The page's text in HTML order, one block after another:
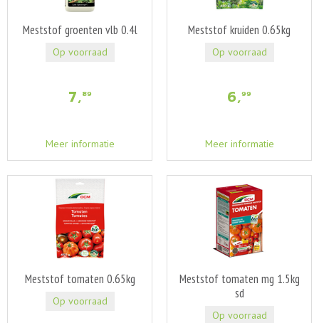
Meststof groenten vlb 0.4l
7,89
Meer informatie
Op voorraad
Meststof kruiden 0.65kg
6,99
Meer informatie
Op voorraad
Meststof tomaten 0.65kg
Op voorraad
Meststof tomaten mg 1.5kg
sd
Op voorraad